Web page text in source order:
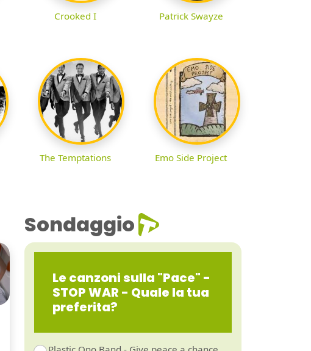
Crooked I Patrick Swayze
The Temptations Emo Side Project
Sondaggio
Le canzoni sulla "Pace" -
STOP WAR - Quale la tua
preferita?